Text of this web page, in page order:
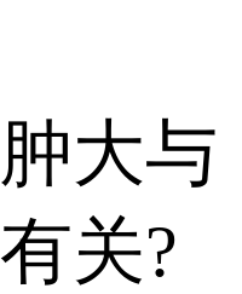
大与
关?